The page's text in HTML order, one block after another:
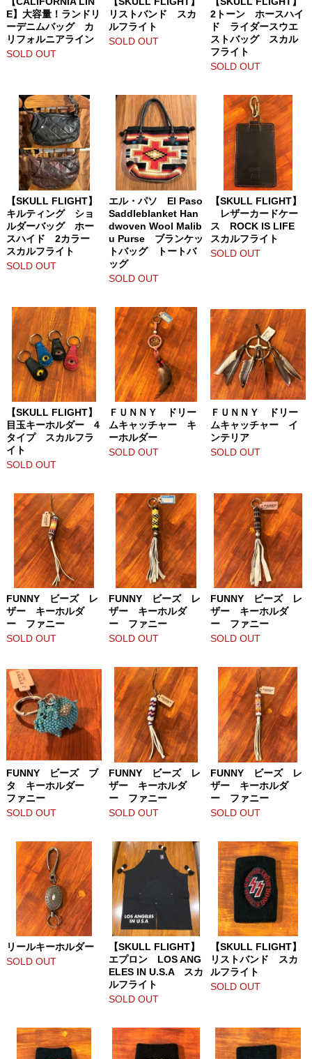
E】大容量！ランドリ
ーデニムバッグ カ
リフォルニアライン
SOLD OUT
リストバンド スカ
ルフライト
SOLD OUT
2トーン ホースハイ
ド ライダースウエ
ストバッグ スカル
フライト
SOLD OUT
【SKULL FLIGHT】
キルティング ショ
ルダーバッグ ホー
スハイド 2カラー
スカルフライト
SOLD OUT
エル・パソ El Paso
Saddleblanket Han
dwoven Wool Malib
u Purse ブランケッ
トバッグ トートバ
ッグ
SOLD OUT
【SKULL FLIGHT】
レザーカードケー
ス ROCK IS LIFE
スカルフライト
SOLD OUT
【SKULL FLIGHT】
目玉キーホルダー 4
タイプ スカルフラ
イト
SOLD OUT
ＦＵＮＮＹ ドリー
ムキャッチャー キ
ーホルダー
SOLD OUT
ＦＵＮＮＹ ドリー
ムキャッチャー イ
ンテリア
SOLD OUT
FUNNY ビーズ レ
ザー キーホルダ
ー ファニー
SOLD OUT
FUNNY ビーズ レ
ザー キーホルダ
ー ファニー
SOLD OUT
FUNNY ビーズ レ
ザー キーホルダ
ー ファニー
SOLD OUT
FUNNY ビーズ ブ
タ キーホルダー
ファニー
SOLD OUT
FUNNY ビーズ レ
ザー キーホルダ
ー ファニー
SOLD OUT
FUNNY ビーズ レ
ザー キーホルダ
ー ファニー
SOLD OUT
リールキーホルダー
SOLD OUT
【SKULL FLIGHT】
エプロン LOS ANG
ELES IN U.S.A スカ
ルフライト
SOLD OUT
【SKULL FLIGHT】
リストバンド スカ
ルフライト
SOLD OUT